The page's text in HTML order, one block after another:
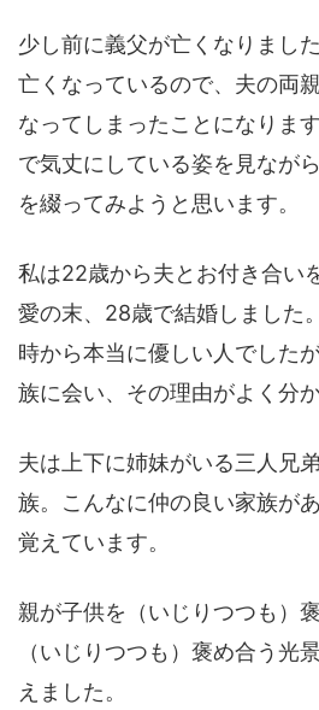
少し前に義父が亡くなりまし
亡くなっているので、夫の両
なってしまったことになりま
で気丈にしている姿を見なが
を綴ってみようと思います。
私は22歳から夫とお付き合い
愛の末、28歳で結婚しました
時から本当に優しい人でした
族に会い、その理由がよく分か
夫は上下に姉妹がいる三人兄
族。こんなに仲の良い家族が
覚えています。
親が子供を（いじりつつも）
（いじりつつも）褒め合う光
えました。